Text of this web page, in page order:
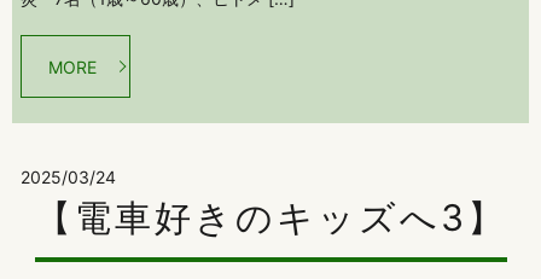
MORE
2025/03/24
【電車好きのキッズへ3】